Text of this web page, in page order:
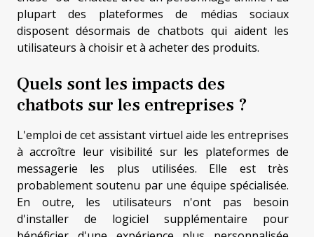
plupart des plateformes de médias sociaux
disposent désormais de chatbots qui aident les
utilisateurs à choisir et à acheter des produits.
Quels sont les impacts des
chatbots sur les entreprises ?
L'emploi de cet assistant virtuel aide les entreprises
à accroître leur visibilité sur les plateformes de
messagerie les plus utilisées. Elle est très
probablement soutenu par une équipe spécialisée.
En outre, les utilisateurs n'ont pas besoin
d'installer de logiciel supplémentaire pour